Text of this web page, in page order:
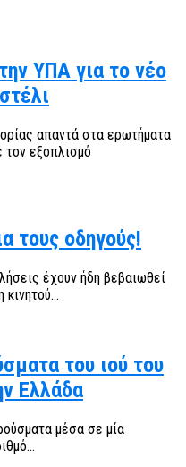
ΥΠΑ για το νέο
απαντά στα ερωτήματα
τον εξοπλισμό
τους οδηγούς!
έχουν ήδη βεβαιωθεί
του ιού του
Ελλάδα
μέσα σε μία